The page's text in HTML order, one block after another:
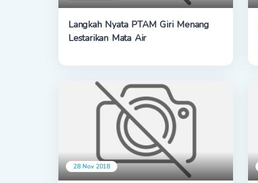
Langkah Nyata PTAM Giri Menang
Lestarikan Mata Air
28 Nov 2018